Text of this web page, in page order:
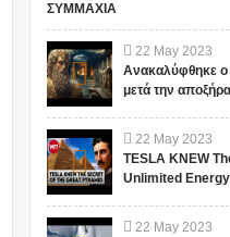
ΣΥΜΜΑΧΙΑ
22 May 2023
Ανακαλύφθηκε ο
μετά την
22 May 2023
TESLA KNEW
Unlimited
22 May 2023